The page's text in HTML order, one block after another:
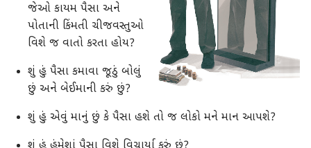
જેઓ કાયમ પૈસા અને
પોતાની કિંમતી ચીજવસ્તુઓ
વિશે જ વાતો કરતા હોય?
શું હું પૈસા કમાવા જૂઠું બોલું
છું અને બેઈમાની કરું છું?
શું હું એવું માનું છું કે પૈસા હશે તો જ લોકો મને માન આપશે?